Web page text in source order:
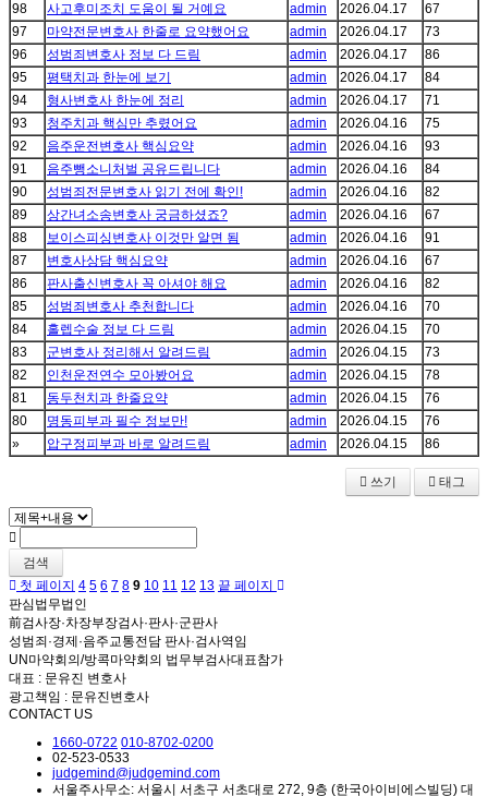
98
사고후미조치 도움이 될 거예요 admin 2026.04.17
67
97
마약전문변호사 한줄로 요약했어요 admin 2026.04.17
73
96
성범죄변호사 정보 다 드림 admin 2026.04.17
86
95
평택치과 한눈에 보기 admin 2026.04.17
84
94
형사변호사 한눈에 정리 admin 2026.04.17
71
93
청주치과 핵심만 추렸어요 admin 2026.04.16
75
92
음주운전변호사 핵심요약 admin 2026.04.16
93
91
음주뺑소니처벌 공유드립니다 admin 2026.04.16
84
90
성범죄전문변호사 읽기 전에 확인! admin 2026.04.16
82
89
상간녀소송변호사 궁금하셨죠? admin 2026.04.16
67
88
보이스피싱변호사 이것만 알면 됨 admin 2026.04.16
91
87
변호사상담 핵심요약 admin 2026.04.16
67
86
판사출신변호사 꼭 아셔야 해요 admin 2026.04.16
82
85
성범죄변호사 추천합니다 admin 2026.04.16
70
84
홀렙수술 정보 다 드림 admin 2026.04.15
70
83
군변호사 정리해서 알려드림 admin 2026.04.15
73
82
인천운전연수 모아봤어요 admin 2026.04.15
78
81
동두천치과 한줄요약 admin 2026.04.15
76
80
명동피부과 필수 정보만! admin 2026.04.15
76
»
압구정피부과 바로 알려드림 admin 2026.04.15 86
쓰기 태그
검색
첫 페이지 4 5 6 7 8 9 10 11 12 13 끝 페이지
판심법무법인
前검사장·차장부장검사·판사·군판사
성범죄·경제·음주교통전담 판사·검사역임
UN마약회의/방콕마약회의 법무부검사대표참가
대표 : 문유진 변호사
광고책임 : 문유진변호사
CONTACT US
1660-0722 010-8702-0200
02-523-0533
judgemind@judgemind.com
서울주사무소: 서울시 서초구 서초대로 272, 9층 (한국아이비에스빌딩) 대